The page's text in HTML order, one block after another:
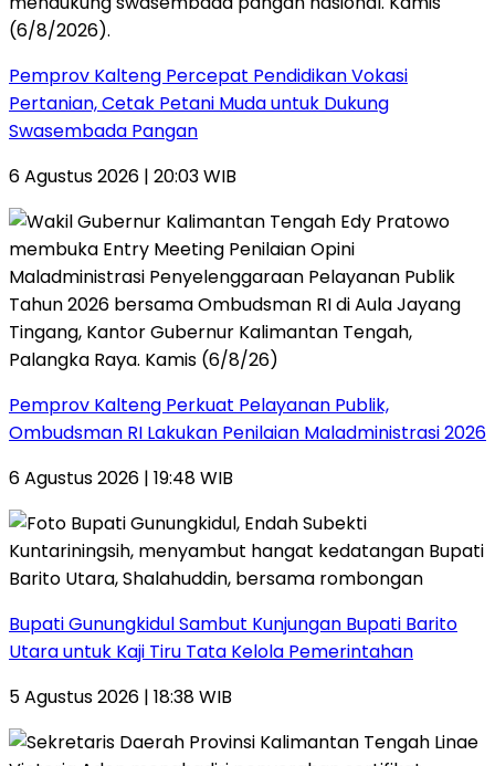
Pemprov Kalteng Percepat Pendidikan Vokasi
Pertanian, Cetak Petani Muda untuk Dukung
Swasembada Pangan
6 Agustus 2026 | 20:03 WIB
Pemprov Kalteng Perkuat Pelayanan Publik,
Ombudsman RI Lakukan Penilaian Maladministrasi 2026
6 Agustus 2026 | 19:48 WIB
Bupati Gunungkidul Sambut Kunjungan Bupati Barito
Utara untuk Kaji Tiru Tata Kelola Pemerintahan
5 Agustus 2026 | 18:38 WIB